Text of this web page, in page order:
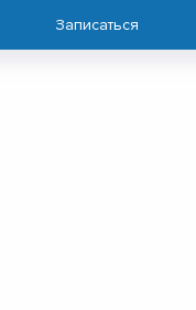
Записаться